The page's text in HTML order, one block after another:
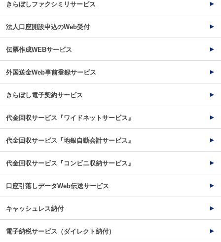
きらぼしファクシミリサービス
法人口座開設申込のWeb受付
伝票作成WEBサービス
外国送金Web事前登録サービス
きらぼし電子契約サービス
代金回収サービス『ワイドネットサービス』
代金回収サービス『地銀自動会計サービス』
代金回収サービス『コンビニ収納サービス』
口座引落しデータWeb伝送サービス
キャッシュレス納付
電子納税サービス（ダイレクト納付）